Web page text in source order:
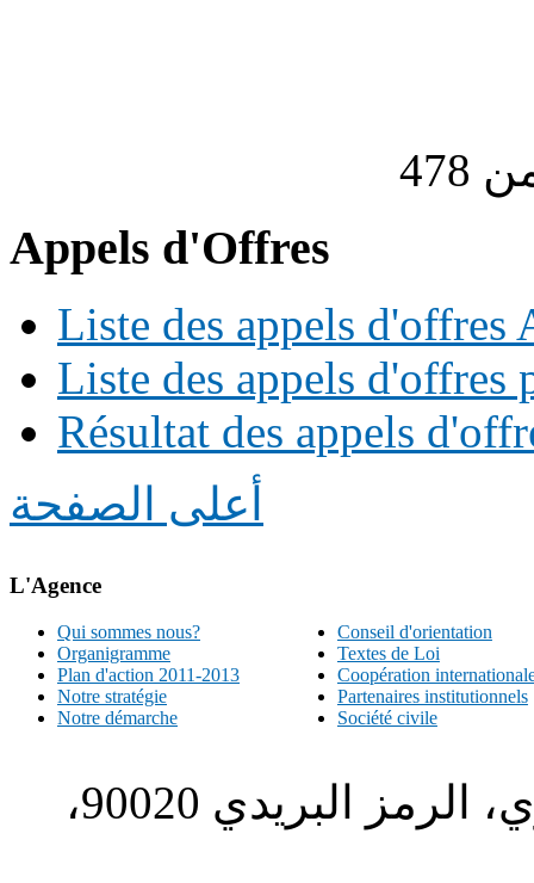
Appels d'Offres
Liste des appels d'offres
Liste des appels d'offres
Résultat des appels
أعلى الصفحة
L'Agence
Qui sommes nous?
Organigramme
Plan d'action 2011-2013
Notre stratégie
Notre démarche
Conseil d'orientation
Textes de Loi
Coopération
Partenaires institutionnels
Société civile
الطبري ص.ب. 1196، الحي الاداري، الرمز البريدي 90020،